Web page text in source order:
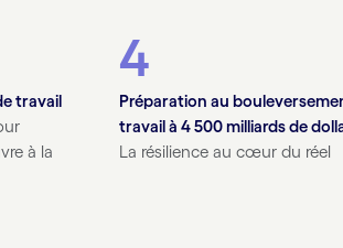
travail
à la
4
Préparation au
travail à 4 500 milliards de
La résilience au cœur du réel